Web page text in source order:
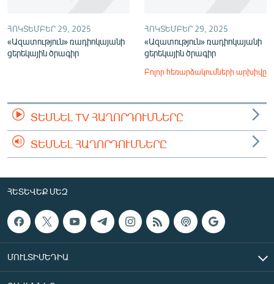
ՀՈԿՏԵՄԲԵՐ 29, 2025
«Ազատություն» ռադիոկայանի
ցերեկային ծրագիր
ՀՈԿՏԵՄԲԵՐ 29, 2025
«Ազատություն» ռադիոկայանի
ցերեկային ծրագիր
Բոլոր հեռարձակումների արխիվը
ՏԵՍՆԵԼ TV ՀԱՂՈՐԴՈՒՄՆԵՐԸ
ՏԵՍՆԵԼ ՀԱՂՈՐԴՈՒՄՆԵՐԸ
ՀԵՏԵՎԵՔ ՄԵԶ
ՄՈՒԼՏԻՄԵԴԻԱ